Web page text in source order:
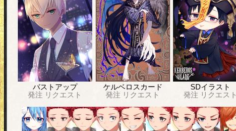
バストアップ
発注 リクエスト
ケルベロスカード
発注 リクエスト
SDイラスト
発注 リクエスト